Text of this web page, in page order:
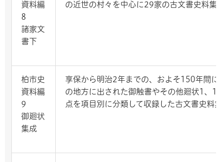
資料編
8
諸家文
書下
の近世の村々を中心に29家の古文書史料集
柏市史
資料編
9
御廻状
集成
享保から明治2年までの、およそ150年間に
の地方に出された御触書やその他廻状1、
点を項目別に分類して収録した古文書史料